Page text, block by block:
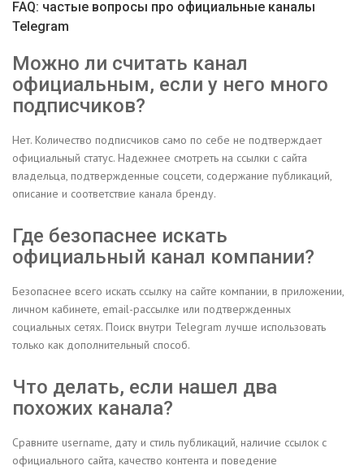
FAQ: частые вопросы про официальные каналы
Telegram
Можно ли считать канал
официальным, если у него много
подписчиков?
Нет. Количество подписчиков само по себе не подтверждает
официальный статус. Надежнее смотреть на ссылки с сайта
владельца, подтвержденные соцсети, содержание публикаций,
описание и соответствие канала бренду.
Где безопаснее искать
официальный канал компании?
Безопаснее всего искать ссылку на сайте компании, в приложении,
личном кабинете, email-рассылке или подтвержденных
социальных сетях. Поиск внутри Telegram лучше использовать
только как дополнительный способ.
Что делать, если нашел два
похожих канала?
Сравните username, дату и стиль публикаций, наличие ссылок с
официального сайта, качество контента и поведение